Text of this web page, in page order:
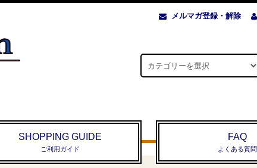
メルマガ登録・解除
SHOPPING GUIDE
ご利用ガイド
FAQ
よくある質問